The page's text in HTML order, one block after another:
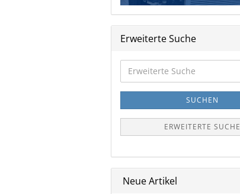
Erweiterte Suche
Suche
SUCHEN
ERWEITERTE SUCHE
Neue Artikel